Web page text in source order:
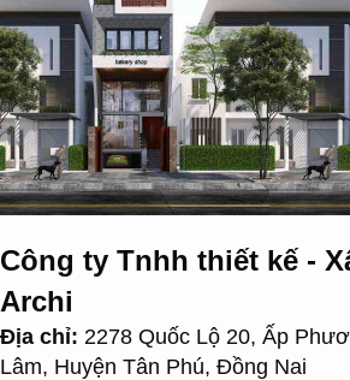
Công ty Tnhh thiết kế -
Archi
Địa chỉ: 2278 Quốc Lộ 20, Ấp
Lâm, Huyện Tân Phú, Đồng Nai